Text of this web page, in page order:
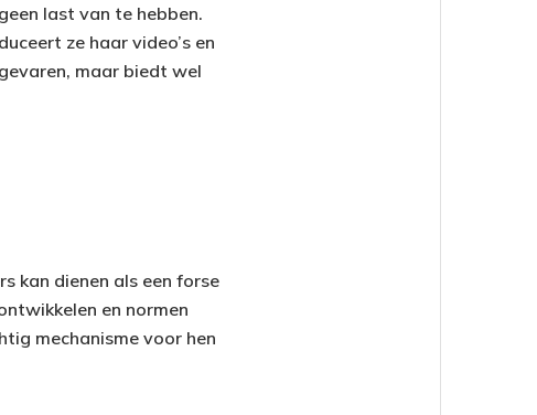
last van te hebben.
ze haar video’s en
maar biedt wel
kan dienen als een forse
en normen
mechanisme voor hen